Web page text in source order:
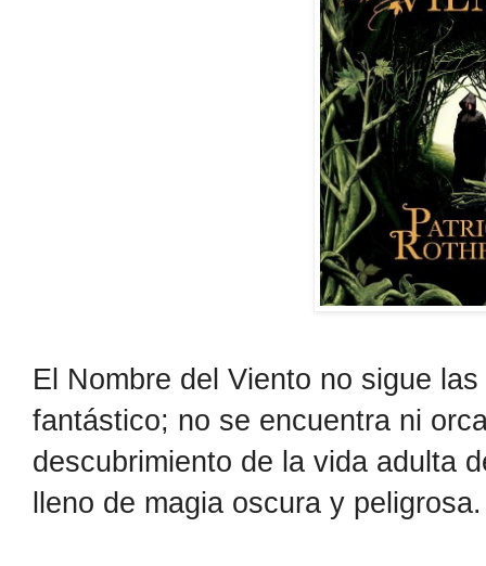
El Nombre del Viento no sigue
fantástico; no se encuentra ni
descubrimiento de la vida adulta
lleno de magia oscura y peligrosa.